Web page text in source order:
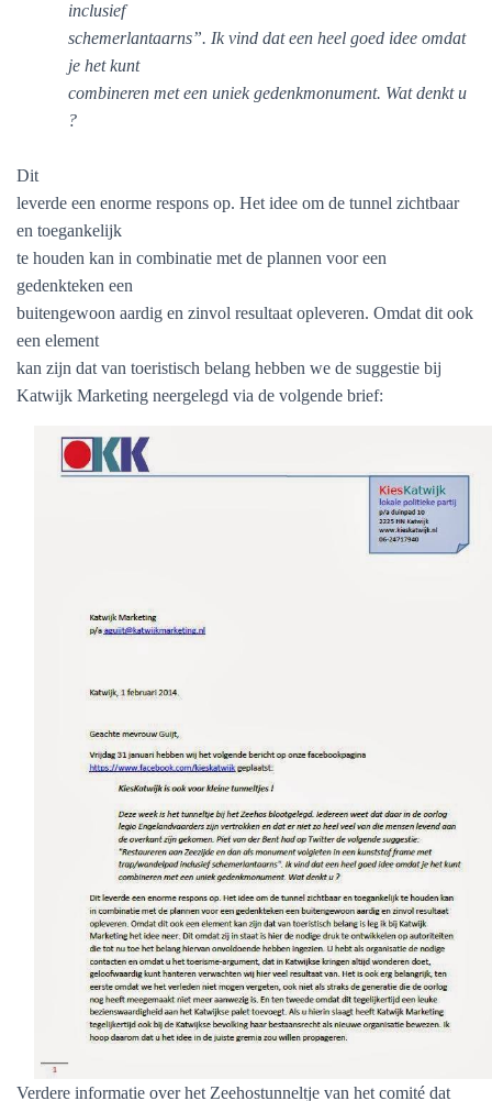
inclusief
schemerlantaarns”. Ik vind dat een heel goed idee omdat
je het kunt
combineren met een uniek gedenkmonument. Wat denkt u
?
Dit
leverde een enorme respons op. Het idee om de tunnel zichtbaar
en toegankelijk
te houden kan in combinatie met de plannen voor een
gedenkteken een
buitengewoon aardig en zinvol resultaat opleveren. Omdat dit ook
een element
kan zijn dat van toeristisch belang hebben we de suggestie bij
Katwijk Marketing neergelegd via de volgende brief:
Verdere informatie over het Zeehostunneltje van het comité dat